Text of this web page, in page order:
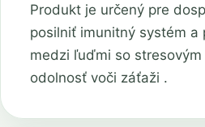
Produkt je určený pre
posilniť imunitný systém
medzi ľuďmi so
odolnosť voči záťaži .